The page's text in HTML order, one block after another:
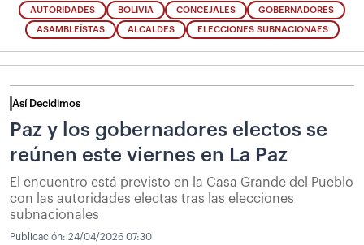
AUTORIDADES BOLIVIA CONCEJALES GOBERNADORES
ASAMBLEÍSTAS ALCALDES ELECCIONES SUBNACIONAES
Así Decidimos
Paz y los gobernadores electos se
reúnen este viernes en La Paz
El encuentro está previsto en la Casa Grande del Pueblo
con las autoridades electas tras las elecciones
subnacionales
Publicación: 24/04/2026 07:30